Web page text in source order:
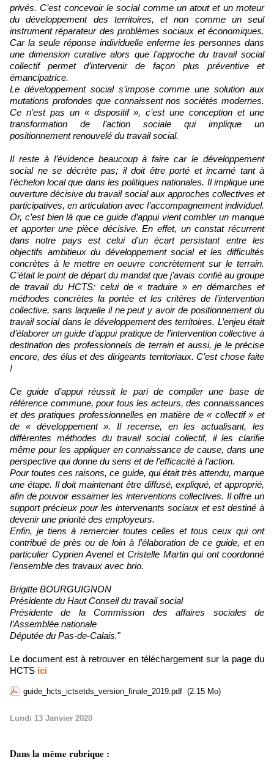
privés. C’est concevoir le social comme un atout et un moteur
du développement des territoires, et non comme un seul
instrument réparateur des problèmes sociaux et économiques.
Car la seule réponse individuelle enferme les personnes dans
une dimension curative alors que l’approche du travail social
collectif permet d’intervenir de façon plus préventive et
émancipatrice.
Le développement social s’impose comme une solution aux
mutations profondes que connaissent nos sociétés modernes.
Ce n’est pas un « dispositif », c’est une conception et une
transformation de l’action sociale qui implique un
positionnement renouvelé du travail social.
Il reste à l’évidence beaucoup à faire car le développement
social ne se décrète pas; il doit être porté et incarné tant à
l’échelon local que dans les politiques nationales. Il implique une
ouverture décisive du travail social aux approches collectives et
participatives, en articulation avec l’accompagnement individuel.
Or, c’est bien là que ce guide d’appui vient combler un manque
et apporter une pièce décisive. En effet, un constat récurrent
dans notre pays est celui d’un écart persistant entre les
objectifs ambitieux du développement social et les difficultés
concrètes à le mettre en oeuvre concrètement sur le terrain.
C’était le point de départ du mandat que j’avais confié au groupe
de travail du HCTS: celui de « traduire » en démarches et
méthodes concrètes la portée et les critères de l’intervention
collective, sans laquelle il ne peut y avoir de positionnement du
travail social dans le développement des territoires. L’enjeu était
d’élaborer un guide d’appui pratique de l’intervention collective à
destination des professionnels de terrain et aussi, je le précise
encore, des élus et des dirigeants territoriaux. C’est chose faite
!
Ce guide d’appui réussit le pari de compiler une base de
référence commune, pour tous les acteurs, des connaissances
et des pratiques professionnelles en matière de « collectif » et
de « développement ». Il recense, en les actualisant, les
différentes méthodes du travail social collectif, il les clarifie
même pour les appliquer en connaissance de cause, dans une
perspective qui donne du sens et de l’efficacité à l’action.
Pour toutes ces raisons, ce guide, qui était très attendu, marque
une étape. Il doit maintenant être diffusé, expliqué, et approprié,
afin de pouvoir essaimer les interventions collectives. Il offre un
support précieux pour les intervenants sociaux et est destiné à
devenir une priorité des employeurs.
Enfin, je tiens à remercier toutes celles et tous ceux qui ont
contribué de près ou de loin à l’élaboration de ce guide, et en
particulier Cyprien Avenel et Cristelle Martin qui ont coordonné
l’ensemble des travaux avec brio.
Brigitte BOURGUIGNON
Présidente du Haut Conseil du travail social
Présidente de la Commission des affaires sociales de
l’Assemblée nationale
Députée du Pas-de-Calais."
Le document est à retrouver en téléchargement sur la page du
HCTS ici
guide_hcts_ictsetds_version_finale_2019.pdf (2.15 Mo)
Lundi 13 Janvier 2020
Dans la même rubrique :